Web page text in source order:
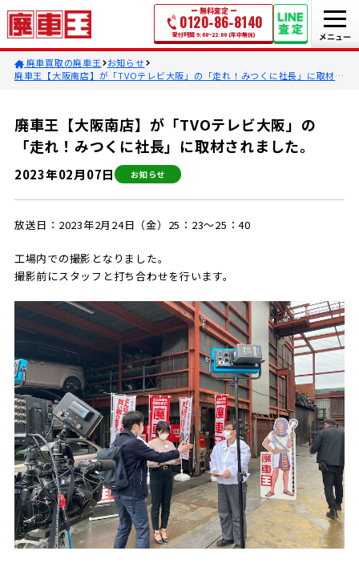
無料査定
0120-86-8140
受付時間 9:00~22:00 (年中無休)
廃車買取の廃車王
お知らせ
廃車王【大阪南店】が「TVOテレビ大阪」の「走れ！みつくに社長」に取材さ
廃車王【大阪南店】が「TVOテレビ大阪」の
「走れ！みつくに社長」に取材されました。
2023年02月07日 お知らせ
放送日：2023年2月24日（金）25：23～25：40
工場内での撮影となりました。
撮影前にスタッフと打ち合わせを行います。